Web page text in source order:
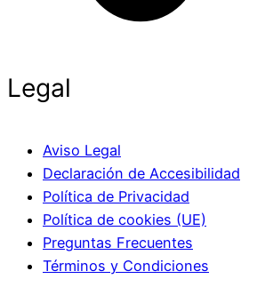
Legal
Aviso Legal
Declaración de Accesibilidad
Política de Privacidad
Política de cookies (UE)
Preguntas Frecuentes
Términos y Condiciones